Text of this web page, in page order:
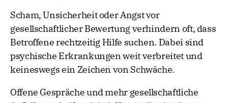
Scham, Unsicherheit oder Angst vor
gesellschaftlicher Bewertung verhindern oft, dass
Betroffene rechtzeitig Hilfe suchen. Dabei sind
psychische Erkrankungen weit verbreitet und
keineswegs ein Zeichen von Schwäche.
Offene Gespräche und mehr gesellschaftliche